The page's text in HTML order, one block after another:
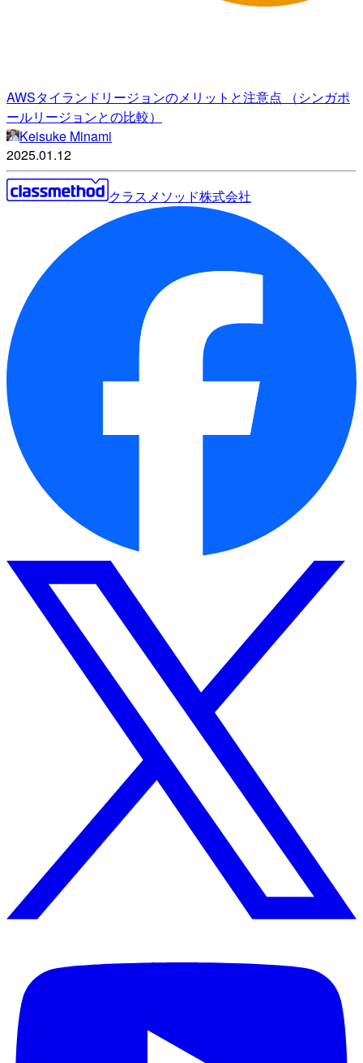
AWSタイランドリージョンのメリットと注意点 （シンガポ
ールリージョンとの比較）
Keisuke Minami
2025.01.12
クラスメソッド株式会社